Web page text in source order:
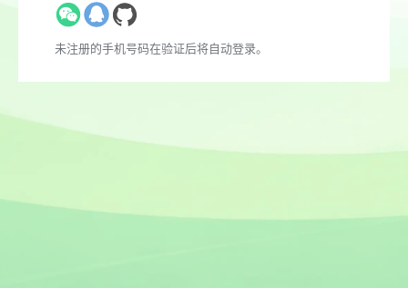
未注册的手机号码在验证后将自动登录。